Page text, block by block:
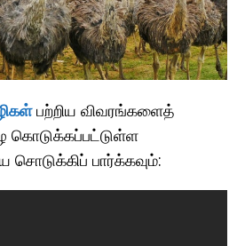
பற்றிய விவரங்களைத்
கொடுக்கப்பட்டுள்ள
பார்க்கவும்: